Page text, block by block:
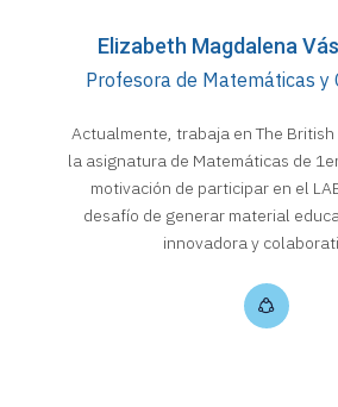
Elizabeth Magdalena
Profesora de Matemáticas y
Actualmente, trabaja en The
la asignatura de Matemáticas de
motivación de participar en el
desafío de generar material
innovadora y